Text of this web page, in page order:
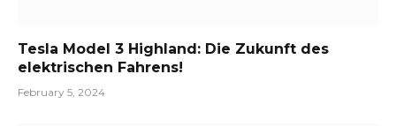
Tesla Model 3 Highland: Die Zukunft des
elektrischen Fahrens!
February 5, 2024